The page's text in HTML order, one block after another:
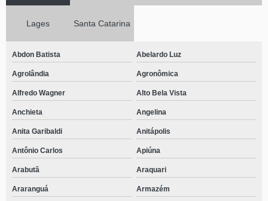
Lages Santa Catarina
Abdon Batista Abelardo Luz
Agrolândia Agronômica
Alfredo Wagner Alto Bela Vista
Anchieta Angelina
Anita Garibaldi Anitápolis
Antônio Carlos Apiúna
Arabutã Araquari
Araranguá Armazém